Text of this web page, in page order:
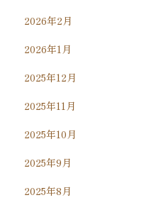
2026年2月
2026年1月
2025年12月
2025年11月
2025年10月
2025年9月
2025年8月